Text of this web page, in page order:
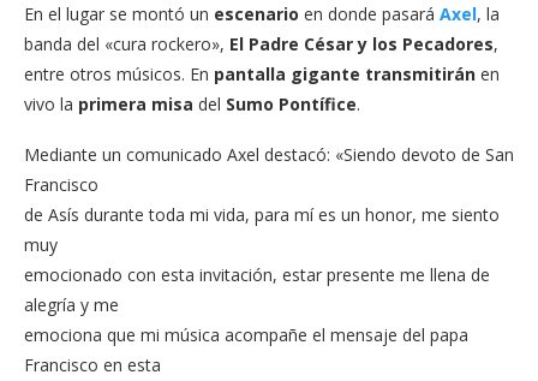
En el lugar se montó un escenario en donde pasará Axel, la
banda del «cura rockero», El Padre César y los Pecadores,
entre otros músicos. En pantalla gigante transmitirán en
vivo la primera misa del Sumo Pontífice.
Mediante un comunicado Axel destacó: «Siendo devoto de San
Francisco
de Asís durante toda mi vida, para mí es un honor, me siento
muy
emocionado con esta invitación, estar presente me llena de
alegría y me
emociona que mi música acompañe el mensaje del papa
Francisco en esta